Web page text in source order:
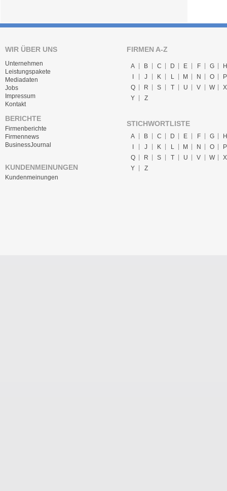
WIR ÜBER UNS
Unternehmen
Leistungspakete
Mediadaten
Jobs
Impressum
Kontakt
BERICHTE
Firmenberichte
Firmennews
BusinessJournal
KUNDENMEINUNGEN
Kundenmeinungen
FIRMEN A-Z
A B C D E F G
H
I
J K L M N O
P
Q
R S T U V W
X
Y
Z
STICHWORTLISTE
A B C D E F G
H
J K L M N O
P
Q
R S T U V W
X
Y
Z